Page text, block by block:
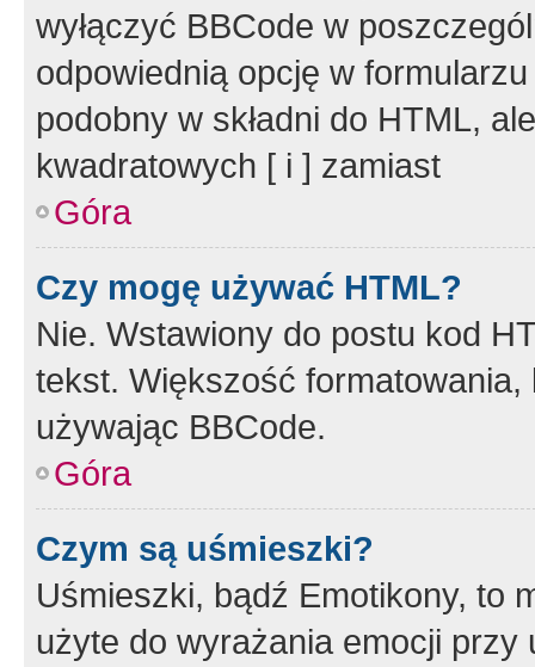
wyłączyć BBCode w
odpowiednią opcję w
podobny w składni do HTML,
kwadratowych [ i ] zamiast
Góra
Czy mogę używać HTML?
Nie. Wstawiony do postu kod
tekst. Większość
używając BBCode.
Góra
Czym są uśmieszki?
Uśmieszki, bądź Emotikony, to
użyte do wyrażania emocji